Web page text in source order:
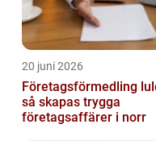
20 juni 2026
Företagsförmedling
så skapas trygga
företagsaffärer i norr